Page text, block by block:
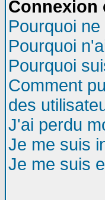
Connexion
Pourquoi
Pourquoi
Pourquoi
Comment
des
J'ai perdu
Je me suis
Je me suis